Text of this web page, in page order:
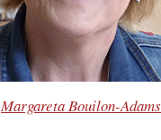
Margareta Bouilon-Adams